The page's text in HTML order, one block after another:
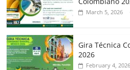
March 5, 2026
Gira Técnica
2026
February 4, 2026